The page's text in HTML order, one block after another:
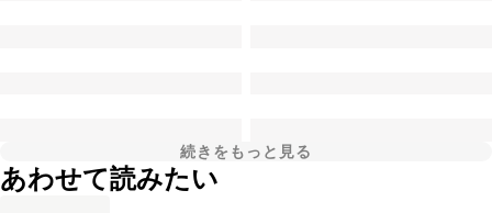
続きをもっと見る
あわせて読みたい